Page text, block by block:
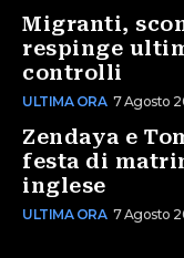
Migranti,
respinge
controlli
ULTIMA ORA 7 Agosto
Zendaya e
festa di
inglese
ULTIMA ORA 7 Agosto